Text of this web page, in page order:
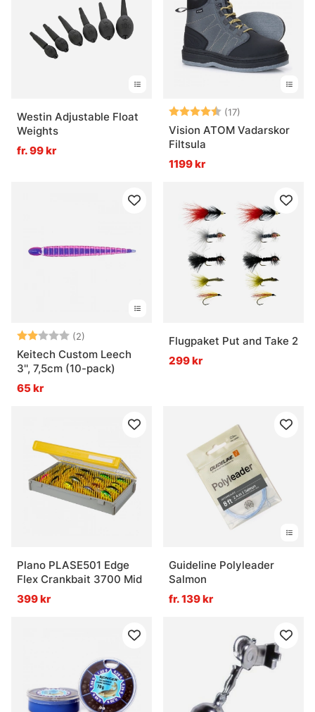
Westin Adjustable Float
Weights
fr. 99 kr
Betyg: (17)
Vision ATOM Vadarskor
Filtsula
1199 kr
Betyg: (2)
2.0 utav 5 stjärnor
Keitech Custom Leech
3'', 7,5cm (10-pack)
65 kr
Flugpaket Put and Take 2
299 kr
Plano PLASE501 Edge
Flex Crankbait 3700 Mid
399 kr
Guideline Polyleader
Salmon
fr. 139 kr